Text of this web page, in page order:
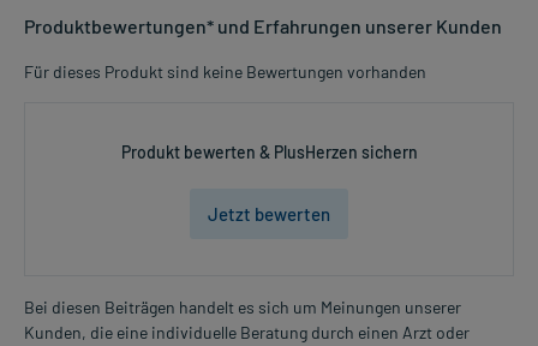
Produktbewertungen* und Erfahrungen unserer Kunden
Für dieses Produkt sind keine Bewertungen vorhanden
Produkt bewerten & PlusHerzen sichern
Jetzt bewerten
Bei diesen Beiträgen handelt es sich um Meinungen unserer
Kunden, die eine individuelle Beratung durch einen Arzt oder